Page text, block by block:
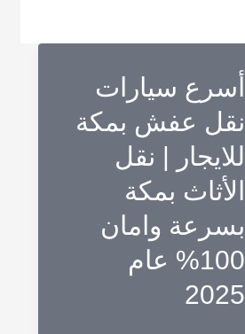
أسرع سيارات
نقل عفش بمكة
للايجار | نقل
الأثاث بمكة
بسرعة وامان
100% عام
2025